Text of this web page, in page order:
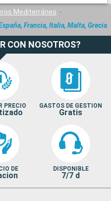
Mediterráneo
Francia, Italia, Malta, Grecia
CON NOSOTROS?
PRECIO GASTOS DE GESTION
Gratis
DE DISPONIBLE
7/7 d